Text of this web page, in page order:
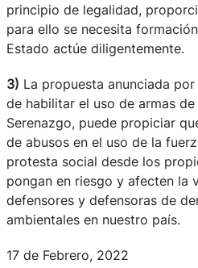
principio de legalidad,
para ello se necesita
Estado actúe diligentemente.
3) La propuesta anunciada
de habilitar el uso de armas
Serenazgo, puede propiciar
de abusos en el uso de la
protesta social desde los
pongan en riesgo y afecten la
defensores y defensoras de
ambientales en nuestro país.
17 de Febrero, 2022